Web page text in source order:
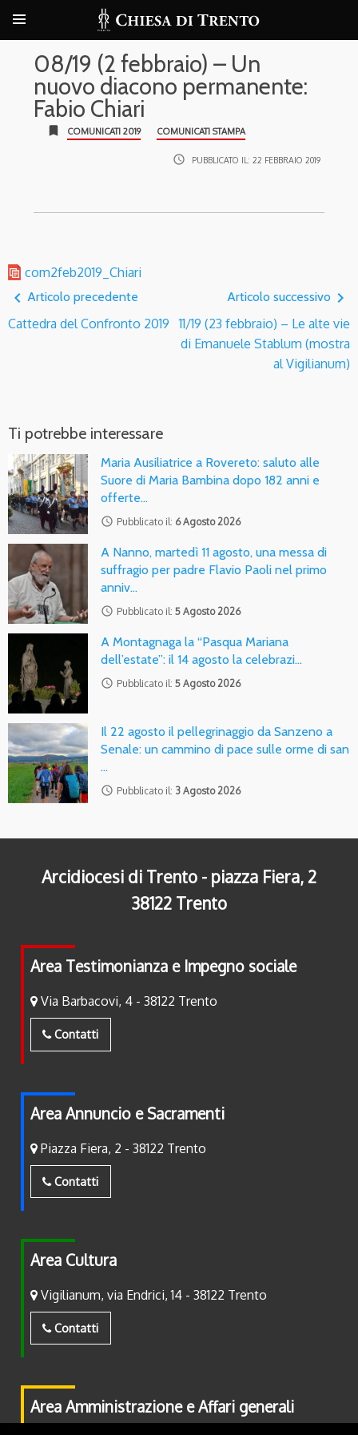
08/19 (2 febbraio) – Un
nuovo diacono permanente:
Fabio Chiari
bookmark COMUNICATI 2019 COMUNICATI STAMPA
access_time PUBBLICATO IL: 22 FEBBRAIO 2019
com2feb2019_Chiari
navigate_before Articolo precedente
Cattedra del Confronto 2019
Articolo successivo navigate_next
11/19 (23 febbraio) – Le alte vie
di Emanuele Stablum (mostra
al Vigilianum)
Ti potrebbe interessare
Maria Ausiliatrice a Rovereto: saluto alle
Suore di Maria Bambina dopo 182 anni e
offerte…
access_time Pubblicato il: 6 Agosto 2026
A Nanno, martedì 11 agosto, una messa di
suffragio per padre Flavio Paoli nel primo
anniv…
access_time Pubblicato il: 5 Agosto 2026
A Montagnaga la “Pasqua Mariana
dell’estate”: il 14 agosto la celebrazi…
access_time Pubblicato il: 5 Agosto 2026
Il 22 agosto il pellegrinaggio da Sanzeno a
Senale: un cammino di pace sulle orme di san
…
access_time Pubblicato il: 3 Agosto 2026
Arcidiocesi di Trento - piazza Fiera, 2
38122 Trento
Area Testimonianza e Impegno sociale
Via Barbacovi, 4 - 38122 Trento
Contatti
Area Annuncio e Sacramenti
Piazza Fiera, 2 - 38122 Trento
Contatti
Area Cultura
Vigilianum, via Endrici, 14 - 38122 Trento
Contatti
Area Amministrazione e Affari generali